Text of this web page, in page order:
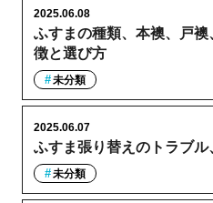
ふすまの種類、本襖、戸
徴と選び方
2025.06.08
未分類
ふすま張り替えのトラブル
2025.06.07
未分類